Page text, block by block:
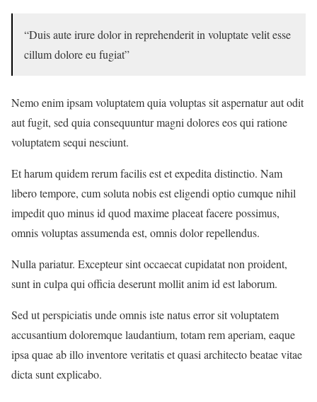
“Duis aute irure dolor in reprehenderit in voluptate velit esse
cillum dolore eu fugiat”
Nemo enim ipsam voluptatem quia voluptas sit aspernatur aut odit
aut fugit, sed quia consequuntur magni dolores eos qui ratione
voluptatem sequi nesciunt.
Et harum quidem rerum facilis est et expedita distinctio. Nam
libero tempore, cum soluta nobis est eligendi optio cumque nihil
impedit quo minus id quod maxime placeat facere possimus,
omnis voluptas assumenda est, omnis dolor repellendus.
Nulla pariatur. Excepteur sint occaecat cupidatat non proident,
sunt in culpa qui officia deserunt mollit anim id est laborum.
Sed ut perspiciatis unde omnis iste natus error sit voluptatem
accusantium doloremque laudantium, totam rem aperiam, eaque
ipsa quae ab illo inventore veritatis et quasi architecto beatae vitae
dicta sunt explicabo.